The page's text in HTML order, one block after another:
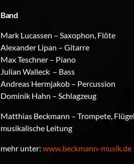
Band
Mark Lucassen – Saxophon, Flöte
Alexander Lipan – Gitarre
Max Teschner – Piano
Julian Walleck – Bass
Andreas Hermjakob – Percussion
Dominik Hahn – Schlagzeug
Matthias Beckmann – Trompete,
musikalische Leitung
mehr unter: www.beckmann-musik.de